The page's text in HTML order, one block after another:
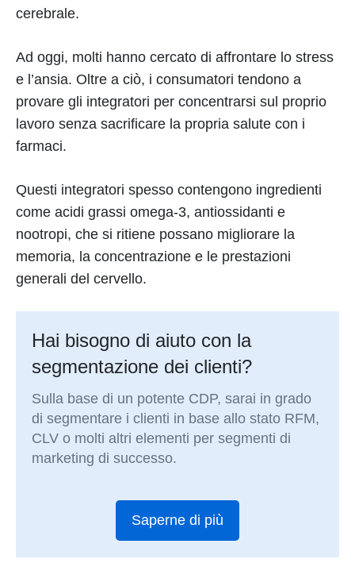
cerebrale.
Ad oggi, molti hanno cercato di affrontare lo stress
e l’ansia. Oltre a ciò, i consumatori tendono a
provare gli integratori per concentrarsi sul proprio
lavoro senza sacrificare la propria salute con i
farmaci.
Questi integratori spesso contengono ingredienti
come acidi grassi omega-3, antiossidanti e
nootropi, che si ritiene possano migliorare la
memoria, la concentrazione e le prestazioni
generali del cervello.
Hai bisogno di aiuto con la
segmentazione dei clienti?
Sulla base di un potente CDP, sarai in grado
di segmentare i clienti in base allo stato RFM,
CLV o molti altri elementi per segmenti di
marketing di successo.
Saperne di più